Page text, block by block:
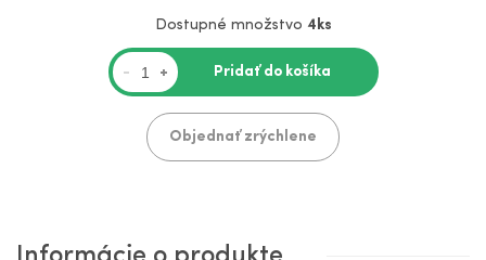
Dostupné množstvo 4ks
- + Pridať do košíka
Objednať zrýchlene